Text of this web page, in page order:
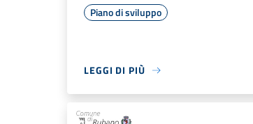
Piano di sviluppo
LEGGI DI PIÙ